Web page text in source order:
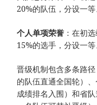
20%的队伍，分设一等
​个人单项荣誉​ ：在初
15%的选手，分设一等
晋级机制包含多条路
的队伍直通全国轮）
成绩排名入围）和省